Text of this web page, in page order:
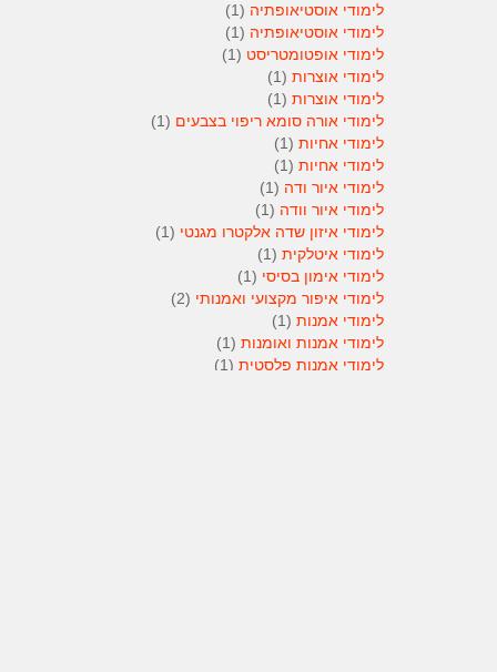
לימודי אוסטיאופתיה (1)
לימודי אוסטיאופתיה (1)
לימודי אופטומטריסט (1)
לימודי אוצרות (1)
לימודי אוצרות (1)
לימודי אורה סומא ריפוי בצבעים (1)
לימודי אחיות (1)
לימודי אחיות (1)
לימודי איור ודה (1)
לימודי איור וודה (1)
לימודי איזון שדה אלקטרו מגנטי (1)
לימודי איטלקית (1)
לימודי אימון בסיסי (1)
לימודי איפור מקצועי ואמנותי (2)
לימודי אמנות (1)
לימודי אמנות ואומנות (1)
לימודי אמנות פלסטית (1)